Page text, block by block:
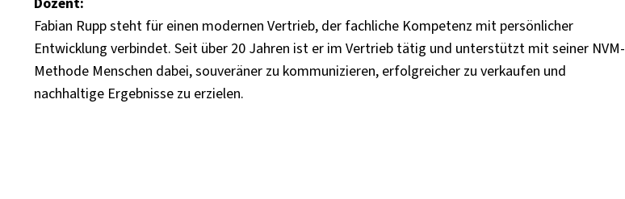
Fabian Rupp steht für einen modernen Vertrieb, der fachliche Kompetenz mit persönlicher
Entwicklung verbindet. Seit über 20 Jahren ist er im Vertrieb tätig und unterstützt mit seiner NVM-
Methode Menschen dabei, souveräner zu kommunizieren, erfolgreicher zu verkaufen und
nachhaltige Ergebnisse zu erzielen.